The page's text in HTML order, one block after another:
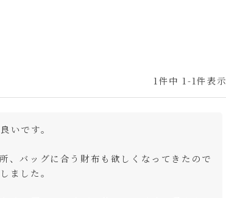
1 件中 1 -1件表示
いです。
、バッグに合う財布も欲しくなってきたので
ました。